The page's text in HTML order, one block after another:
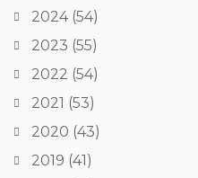
2024(54)
2023 (55)
2022 (54)
2021 (53)
2020 (43)
2019 (41)